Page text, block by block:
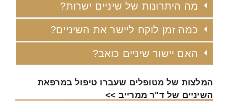
מה היתרונות של שיניים ישרות?
כמה זמן לוקח ליישר את השיניים?
האם יישור שיניים כואב?
המלצות של מטופלים שעברו טיפול במרפאת
השיניים של ד"ר ממרייב >>